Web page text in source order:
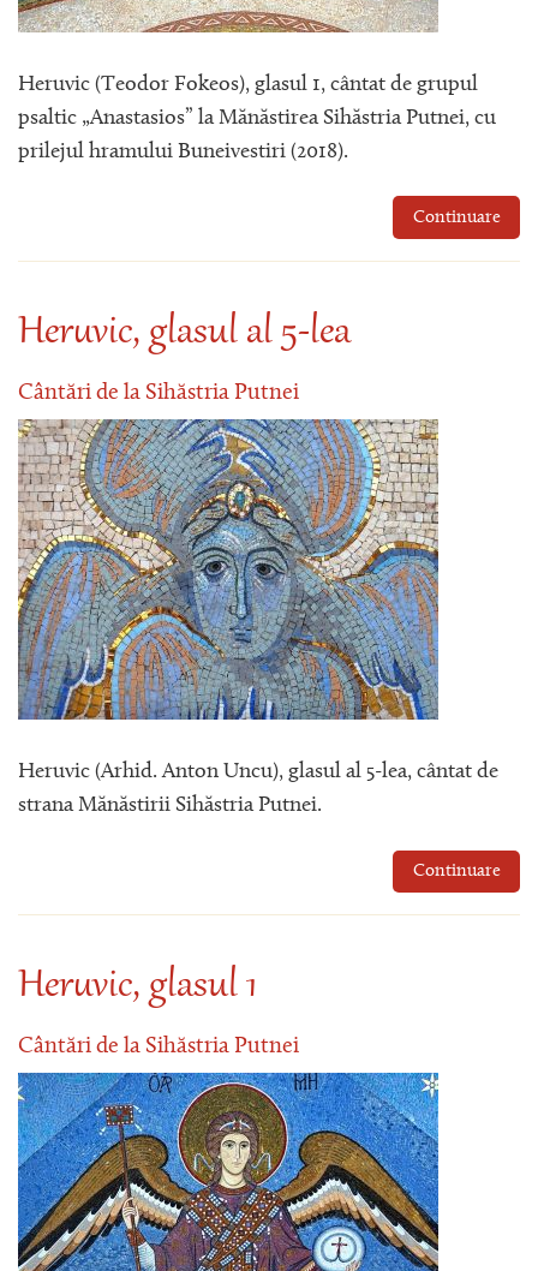
Heruvic (Teodor Fokeos), glasul 1, cântat de grupul
psaltic „Anastasios” la Mănăstirea Sihăstria Putnei, cu
prilejul hramului Buneivestiri (2018).
Continuare
Heruvic, glasul al 5-lea
Cântări de la Sihăstria Putnei
Heruvic (Arhid. Anton Uncu), glasul al 5-lea, cântat de
strana Mănăstirii Sihăstria Putnei.
Continuare
Heruvic, glasul 1
Cântări de la Sihăstria Putnei